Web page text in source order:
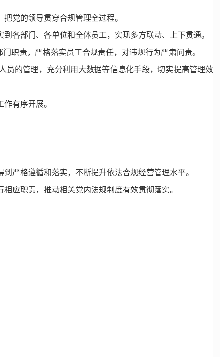
党的领导贯穿合规管理全过程。
各部门、各单位和全体员工，实现多方联动、上下贯通。
职责，严格落实员工合规责任，对违规行为严肃问责。
员的管理，充分利用大数据等信息化手段，切实提高管理效
有序开展。
严格遵循和落实，不断提升依法合规经营管理水平。
应职责，推动相关党内法规制度有效贯彻落实。